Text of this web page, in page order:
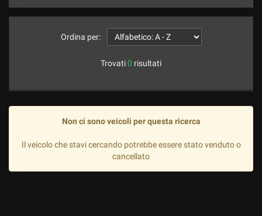
Ordina per:
Trovati0 risultati
Non ci sono veicoli per questa ricerca
Il veicolo che stavi cercando potrebbe essere stato venduto o
cancellato